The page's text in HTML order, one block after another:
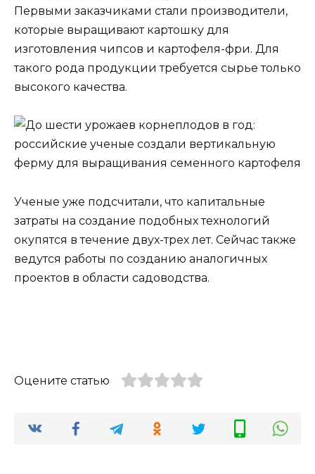
Первыми заказчиками стали производители,
которые выращивают картошку для
изготовления чипсов и картофеля-фри. Для
такого рода продукции требуется сырье только
высокого качества.
Ученые уже подсчитали, что капитальные
затраты на создание подобных технологий
окупятся в течение двух-трех лет. Сейчас также
ведутся работы по созданию аналогичных
проектов в области садоводства.
Оцените статью